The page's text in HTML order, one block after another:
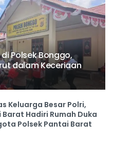
Polsek Bonggo,
dalam Keceriaan
Keluarga Besar Polri,
Hadiri Rumah Duka
Polsek Pantai Barat